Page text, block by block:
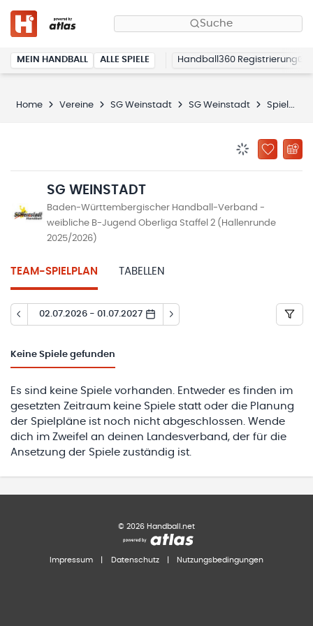
Suche
MEIN HANDBALL ALLE SPIELE Handball360 Registrierung
Home Vereine SG Weinstadt SG Weinstadt Spielplan
ZU
SG WEINSTADT
Baden-Württembergischer Handball-Verband -
weibliche B-Jugend Oberliga Staffel 2 (Hallenrunde
2025/2026)
TEAM-SPIELPLAN TABELLEN
02.07.2026 - 01.07.2027
Keine Spiele gefunden
Es sind keine Spiele vorhanden. Entweder es finden im
gesetzten Zeitraum keine Spiele statt oder die Planung
der Spielpläne ist noch nicht abgeschlossen. Wende
dich im Zweifel an deinen Landesverband, der für die
Ansetzung der Spiele zuständig ist.
© 2026 Handball.net
Impressum Datenschutz Nutzungsbedingungen